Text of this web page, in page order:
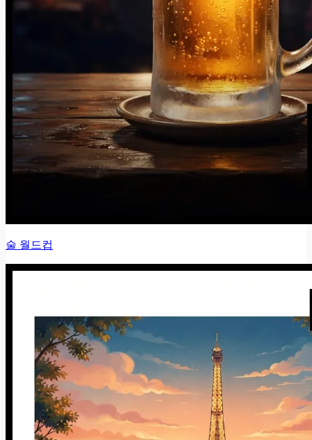
술 월드컵